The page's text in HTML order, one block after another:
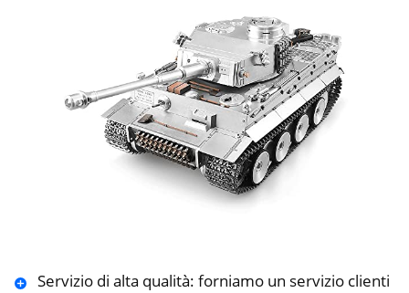
Servizio di alta qualità: forniamo un servizio clienti